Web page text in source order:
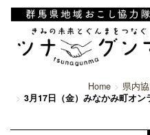
Home 県内
3月17日（金）みなかみ町オ